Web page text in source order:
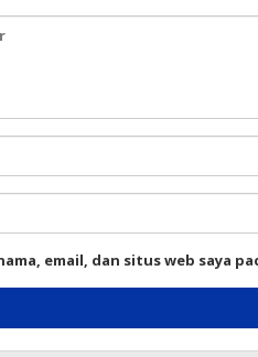
email, dan situs web saya